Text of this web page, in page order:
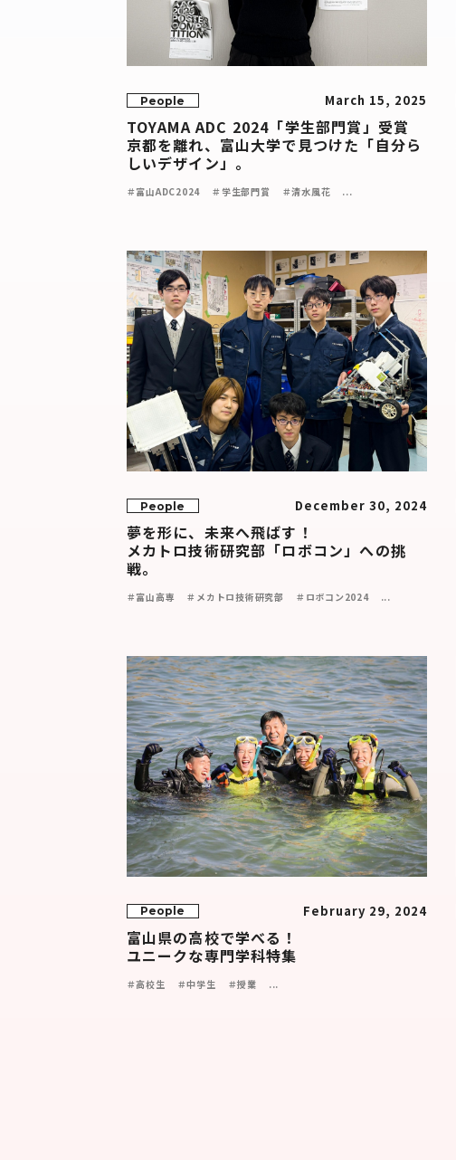
People March 15, 2025
TOYAMA ADC 2024「学生部門賞」受賞
京都を離れ、富山大学で見つけた「自分ら
しいデザイン」。
＃富山ADC2024 ＃学生部門賞 ＃清水風花 ...
People December 30, 2024
夢を形に、未来へ飛ばす！
メカトロ技術研究部「ロボコン」への挑
戦。
＃富山高専 ＃メカトロ技術研究部 ＃ロボコン2024 ...
People February 29, 2024
富山県の高校で学べる！
ユニークな専門学科特集
＃高校生 ＃中学生 ＃授業 ...